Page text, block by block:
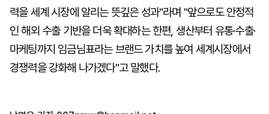
력을 세계 시장에 알리는 뜻깊은 성과"라며 "앞으로도 안정적
인 해외 수출 기반을 더욱 확대하는 한편, 생산부터 유통·수출·
마케팅까지 임금님표라는 브랜드 가치를 높여 세계시장에서
경쟁력을 강화해 나가겠다"고 말했다.